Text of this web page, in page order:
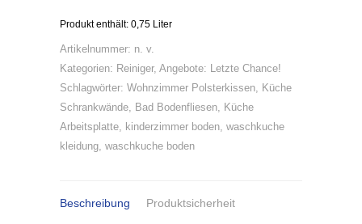
Produkt enthält: 0,75 Liter
Artikelnummer: n. v.
Kategorien: Reiniger, Angebote: Letzte Chance!
Schlagwörter: Wohnzimmer Polsterkissen, Küche
Schrankwände, Bad Bodenfliesen, Küche
Arbeitsplatte, kinderzimmer boden, waschkuche
kleidung, waschkuche boden
Beschreibung Produktsicherheit